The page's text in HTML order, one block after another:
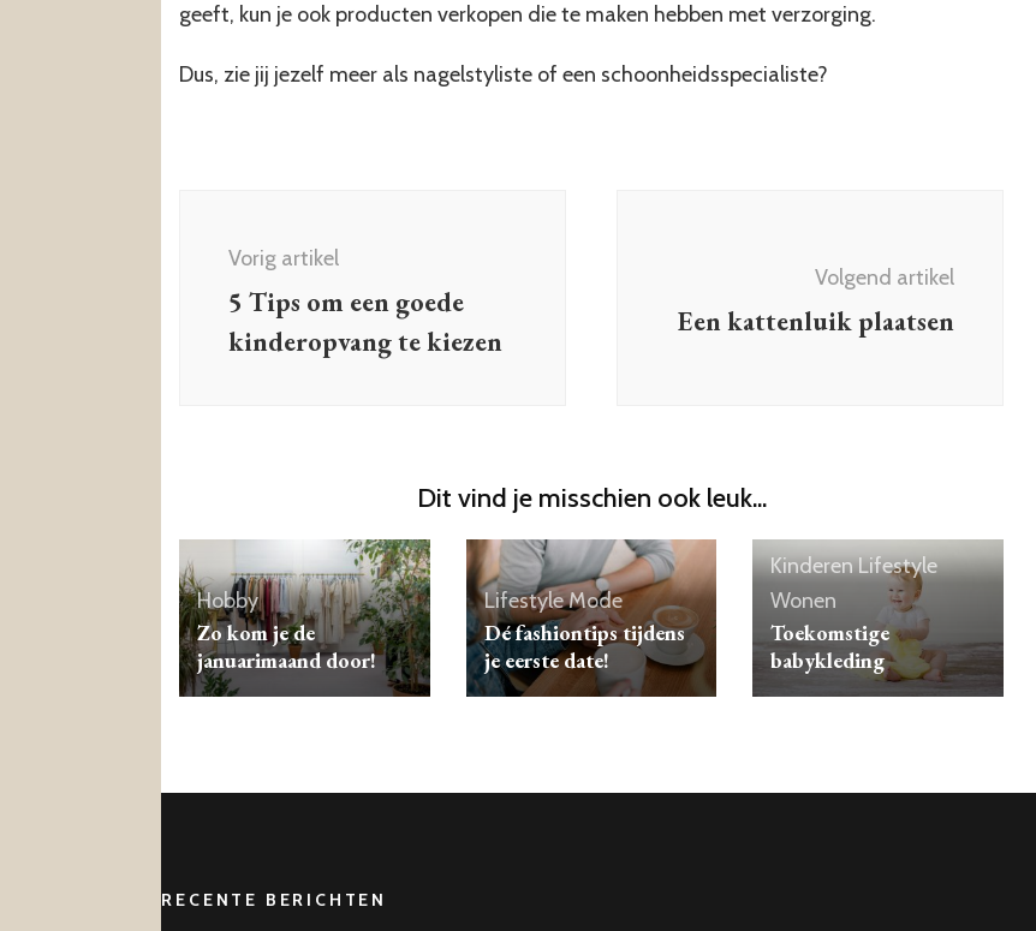
geeft, kun je ook producten verkopen die te maken hebben met verzorging.
Dus, zie jij jezelf meer als nagelstyliste of een schoonheidsspecialiste?
Vorig artikel
5 Tips om een goede
kinderopvang te kiezen
Volgend artikel
Een kattenluik plaatsen
Dit vind je misschien ook leuk...
Hobby
Zo kom je de
januarimaand door!
LifestyleMode
Dé fashiontips tijdens
je eerste date!
KinderenLifestyle
Wonen
Toekomstige
babykleding
RECENTE BERICHTEN